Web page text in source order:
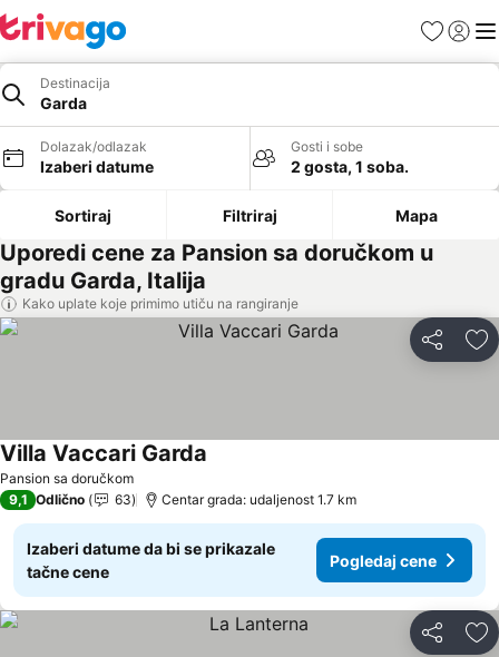
FavoritiPrijavi
Destinacija
Garda
Dolazak/odlazak
Izaberi datume
Gosti i sobe
2 gosta, 1 soba.
Sortiraj Filtriraj Mapa
Uporedi cene za Pansion sa doručkom u
gradu Garda, Italija
Kako uplate koje primimo utiču na rangiranje
Deli
Pansion sa doručkom
Villa Vaccari Garda
9,1 Odlično 63 Centar grada: udaljenost 1.7 km
Izaberi datume da bi se prikazale
tačne cene
Pogledaj cene
Deli